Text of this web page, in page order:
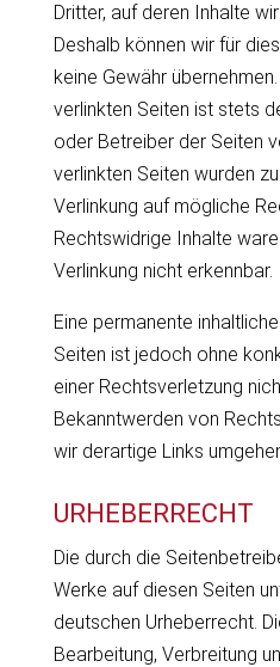
Dritter, auf deren Inhalte
Deshalb können wir für
keine Gewähr
verlinkten Seiten ist stets
oder Betreiber der Seiten
verlinkten Seiten wurden
Verlinkung auf mögliche
Rechtswidrige Inhalte
Verlinkung nicht erkennbar.
Eine permanente
Seiten ist jedoch ohne
einer Rechtsverletzung
Bekanntwerden von
wir derartige Links
URHEBERRECHT
Die durch die
Werke auf diesen Seiten
deutschen Urheberrecht.
Bearbeitung, Verbreitung